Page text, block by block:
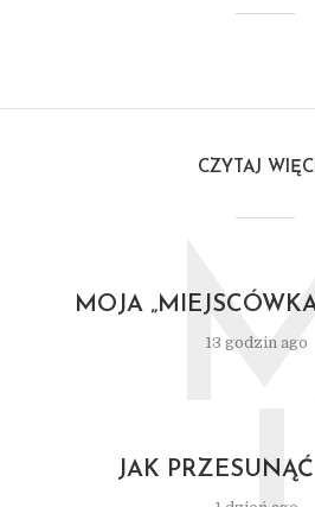
CZYTAJ
MOJA
13 godzin ago
JAK